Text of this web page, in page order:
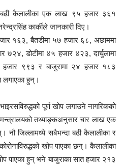
बढी कैलालीका एक लाख ९५ हजार ३६१
कार्कीले जानकारी दिए।
१६३, बैतडीमा ५७ हजार ६८, अछाममा
डोटीमा ४५ हजार ४२३, दार्चुलामा
९९३ र बाजुरामा २४ हजार १८३
लगाएका हुन्।
पूर्ण खोप लगाउने नागरिकको
तथ्याङ्कअनुसार चार लाख एक
नौ जिल्लामध्ये सबैभन्दा बढी कैलालीका र
खोप पाएका छन्। कैलालीका
पाएका हुन् भने बाजुराका सात हजार २१३